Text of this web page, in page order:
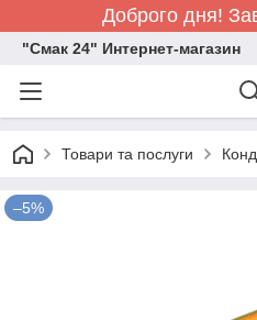
Доброго дня!
"Смак 24" Интернет-магазин
Товари та послуги
–5%